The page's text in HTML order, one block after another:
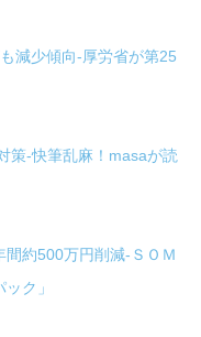
減少傾向-厚労省が第25
策-快筆乱麻！masaが読
約500万円削減-ＳＯＭ
ク」